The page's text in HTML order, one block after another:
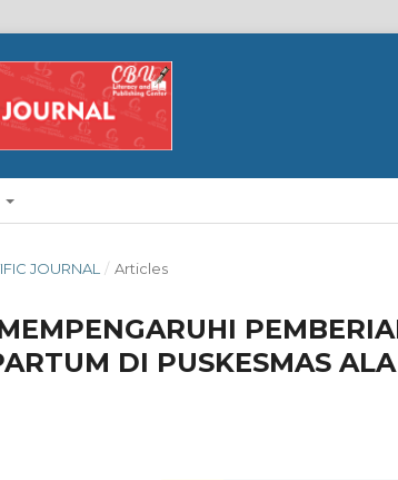
JOURNAL / Articles
DI PUSKESMAS